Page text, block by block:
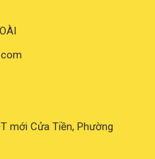
mới Cửa Tiền, Phường